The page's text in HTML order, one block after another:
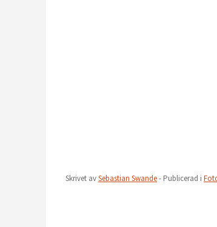
Skrivet avSebastian Swande- Publicerad i